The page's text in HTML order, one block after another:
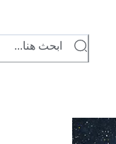
ابحث هنا...